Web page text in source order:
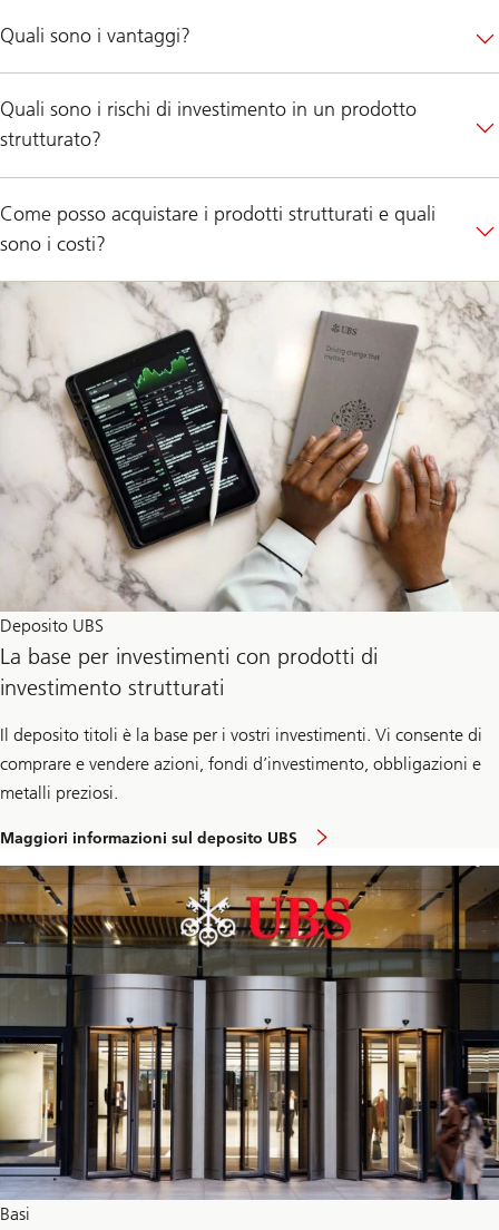
Quali sono i vantaggi?
Quali sono i rischi di investimento in un prodotto
strutturato?
Come posso acquistare i prodotti strutturati e quali
sono i costi?
Deposito UBS
La base per investimenti con prodotti di
investimento strutturati
Il deposito titoli è la base per i vostri investimenti. Vi consente di
comprare e vendere azioni, fondi d’investimento, obbligazioni e
metalli preziosi.
Maggiori informazioni sul deposito UBS
Basi